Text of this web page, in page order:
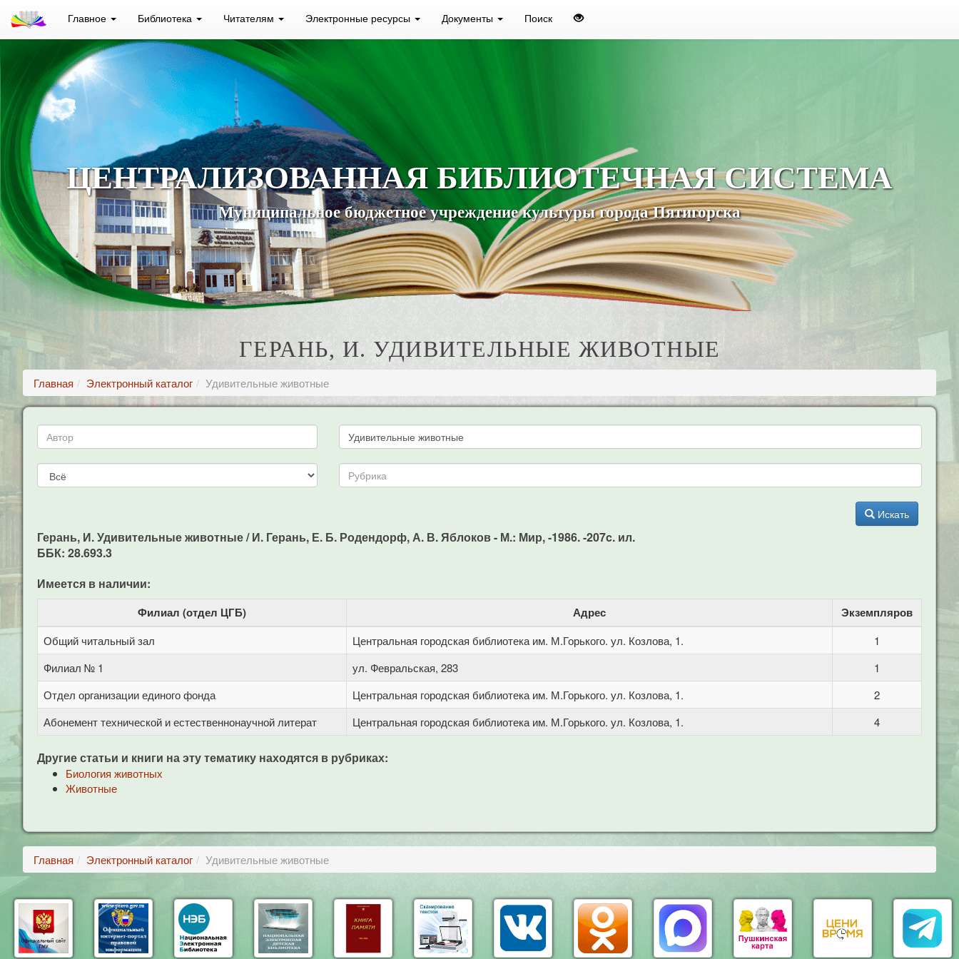
Главное Библиотека Читателям Электронные ресурсы Документы Поиск
ЦЕНТРАЛИЗОВАННАЯ БИБЛИОТЕЧНАЯ СИСТЕМА
Муниципальное бюджетное учреждение культуры города Пятигорска
ГЕРАНЬ, И. УДИВИТЕЛЬНЫЕ ЖИВОТНЫЕ
Главная Электронный каталог Удивительные животные
Искать
Герань, И. Удивительные животные / И. Герань, Е. Б. Родендорф, А. В. Яблоков - М.: Мир, -1986. -207c. ил.
ББК: 28.693.3
Имеется в наличии:
Филиал (отдел ЦГБ) Адрес Экземпляров
Общий читальный зал Центральная городская библиотека им. М.Горького. ул. Козлова, 1.
1
Филиал № 1
ул. Февральская, 283
1
Отдел организации единого фонда
Центральная городская библиотека им. М.Горького. ул. Козлова, 1.
2
Абонемент технической и естественнонаучной литерат
Центральная городская библиотека им. М.Горького. ул. Козлова, 1. 4
Другие статьи и книги на эту тематику находятся в рубриках:
Биология животных
Животные
Главная Электронный каталог Удивительные животные